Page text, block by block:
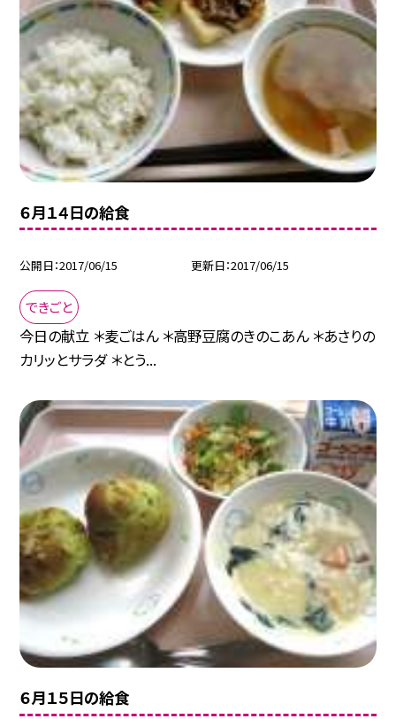
６月１４日の給食
公開日 2017/06/15 更新日 2017/06/15
できごと
今日の献立 ＊麦ごはん ＊高野豆腐のきのこあん ＊あさりの
カリッとサラダ ＊とう...
６月１５日の給食